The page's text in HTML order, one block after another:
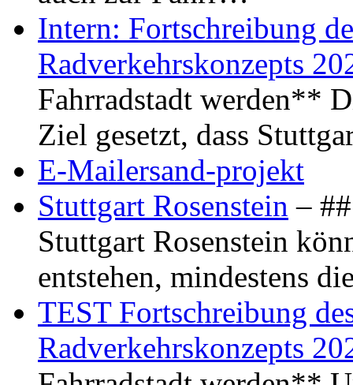
Intern: Fortschreibung
Radverkehrskonzepts
Fahrradstadt werden**
Ziel gesetzt, dass
E-Mailersand-projekt
Stuttgart Rosenstein –
Stuttgart Rosenstein
entstehen, mindestens
TEST Fortschreibung
Radverkehrskonzepts